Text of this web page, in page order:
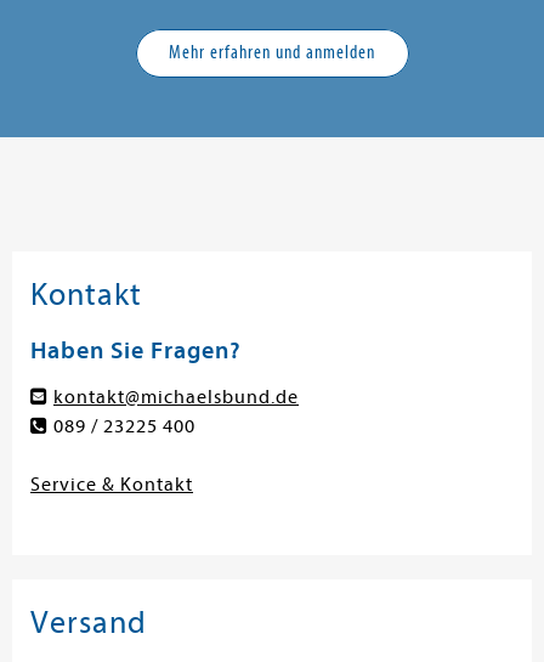
Mehr erfahren und anmelden
Kontakt
Haben Sie Fragen?
kontakt@michaelsbund.de
089 / 23225 400
Service & Kontakt
Versand